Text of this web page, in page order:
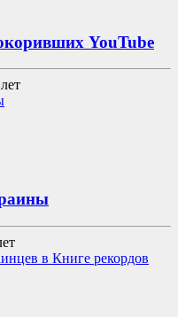
YouTube